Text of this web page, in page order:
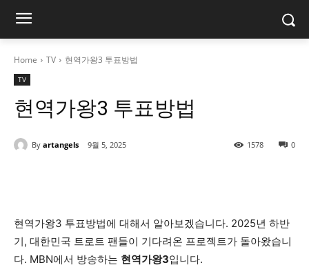
Home TV 현역가왕3 투표방법
TV
현역가왕3 투표방법
By artangels 9월 5, 2025 0
1578
현역가왕3 투표방법에 대해서 알아보겠습니다. 2025년 하반
기, 대한민국 트로트 팬들이 기다려온 프로젝트가 돌아왔습니
다. MBN에서 방송하는 현역가왕3입니다.